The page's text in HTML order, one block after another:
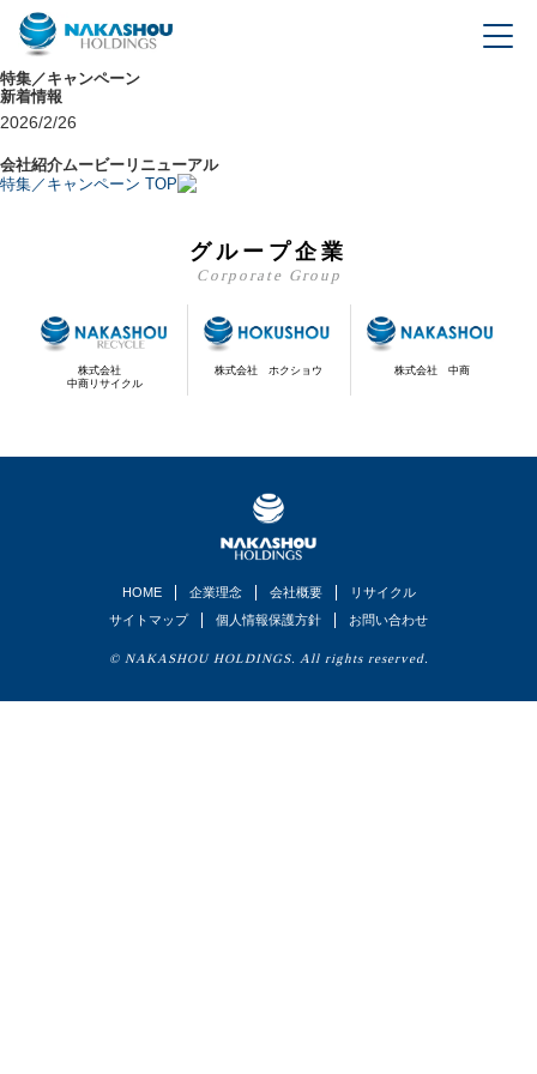
特集／キャンペーン
新着情報
2026/2/26
会社紹介ムービーリニューアル
特集／キャンペーン TOP
グループ企業
Corporate Group
株式会社
中商リサイクル
株式会社 ホクショウ 株式会社 中商
HOME 企業理念 会社概要
リサイクル
サイトマップ
個人情報保護方針 お問い合わせ
© NAKASHOU HOLDINGS. All rights reserved.